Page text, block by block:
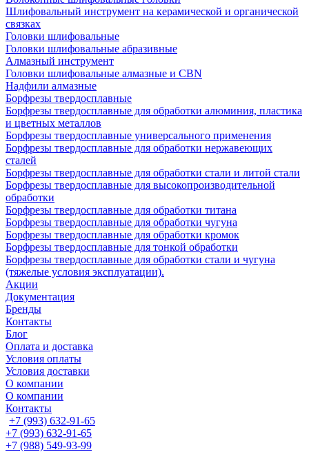
Шлифовальный инструмент на керамической и органической
связках
Головки шлифовальные
Головки шлифовальные абразивные
Алмазный инструмент
Головки шлифовальные алмазные и CBN
Надфили алмазные
Борфрезы твердосплавные
Борфрезы твердосплавные для обработки алюминия, пластика
и цветных металлов
Борфрезы твердосплавные универсального применения
Борфрезы твердосплавные для обработки нержавеющих
сталей
Борфрезы твердосплавные для обработки стали и литой стали
Борфрезы твердосплавные для высокопроизводительной
обработки
Борфрезы твердосплавные для обработки титана
Борфрезы твердосплавные для обработки чугуна
Борфрезы твердосплавные для обработки кромок
Борфрезы твердосплавные для тонкой обработки
Борфрезы твердосплавные для обработки стали и чугуна
(тяжелые условия эксплуатации).
Акции
Документация
Бренды
Контакты
Блог
Оплата и доставка
Условия оплаты
Условия доставки
О компании
О компании
Контакты
+7 (993) 632-91-65
+7 (993) 632-91-65
+7 (988) 549-93-99